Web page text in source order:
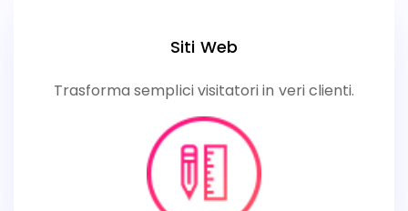
Siti Web
Trasforma semplici visitatori in veri clienti.